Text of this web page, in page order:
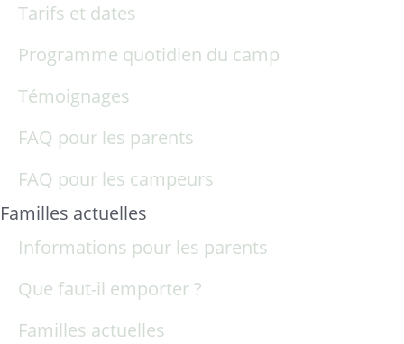
Tarifs et dates
Programme quotidien du camp
Témoignages
FAQ pour les parents
FAQ pour les campeurs
Familles actuelles
Informations pour les parents
Que faut-il emporter ?
Familles actuelles